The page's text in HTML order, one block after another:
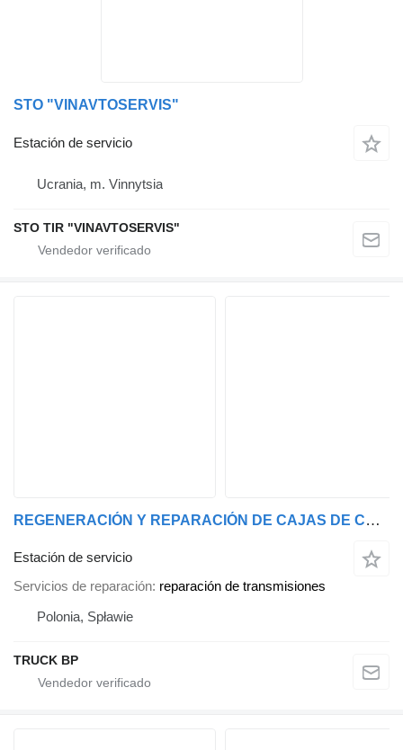
STO "VINAVTOSERVIS"
Estación de servicio
Ucrania, m. Vinnytsia
STO TIR "VINAVTOSERVIS"
REGENERACIÓN Y REPARACIÓN DE CAJAS DE CAMBIOS SCANIA Y DAF
Estación de servicio
Servicios de reparación reparación de transmisiones
Polonia, Spławie
TRUCK BP